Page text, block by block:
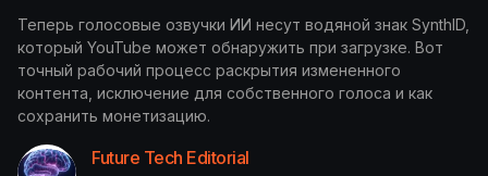
Теперь голосовые озвучки ИИ несут водяной знак SynthID,
который YouTube может обнаружить при загрузке. Вот
точный рабочий процесс раскрытия измененного
контента, исключение для собственного голоса и как
сохранить монетизацию.
Future Tech Editorial